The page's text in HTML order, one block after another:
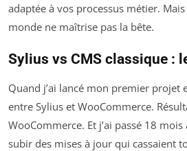
adaptée à vos processus métier.
monde ne maîtrise pas la bête.
Sylius vs CMS classique :
Quand j’ai lancé mon premier projet
entre Sylius et WooCommerce.
WooCommerce. Et j’ai passé 18
subir des mises à jour qui cassaient